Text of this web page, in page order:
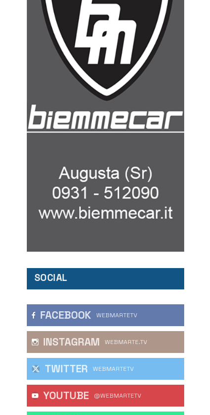
SOCIAL
FACEBOOK WEBMARTETV
INSTAGRAM WEBMARTE.TV
TWITTER WEBMARTETV
YOUTUBE @WEBMARTETV